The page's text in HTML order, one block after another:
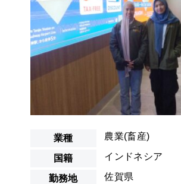
農業(耕作) 農業(畜産)
農業(酪農) 農業(養鶏)
農業(養豚) 介護
業種 農業(畜産)
国籍 インドネシア
勤務地 佐賀県